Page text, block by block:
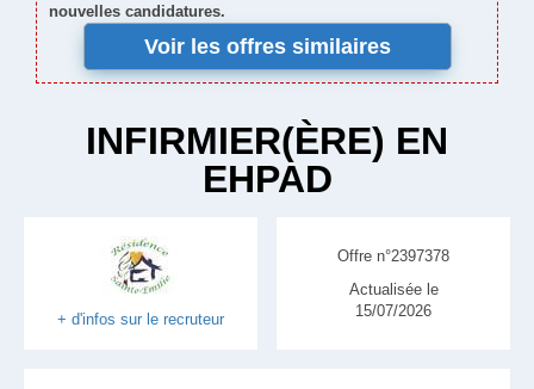
nouvelles candidatures.
Voir les offres similaires
INFIRMIER(ÈRE) EN
EHPAD
+ d'infos sur le recruteur
Offre n°2397378
Actualisée le
15/07/2026